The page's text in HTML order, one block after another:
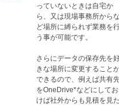
っていないときは自宅か
ら、又は現場事務所から
ど場所に縛られず業務を
う事が可能です。​​
さらにデータの保存先を
きな場所に変更すること
できるので、例えば共有
をOneDrive*などにしてお
けば社外からも見積を見